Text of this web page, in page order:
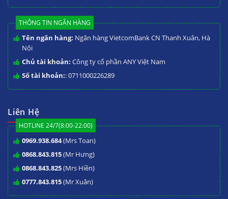
THÔNG TIN NGÂN HÀNG
Tên ngân hàng: Ngân hàng VietcomBank CN Thanh Xuân, Hà
Nội
Chủ tài khoản: Công ty cổ phần ANY Việt Nam
Số tài khoản:: 0711000226289
Liên Hệ
HOTLINE 24/7(8:00-22:00)
0969.938.684(Mrs Toan)
0868.843.815(Mr Hưng)
0868.843.825(Mrs Hiền)
0777.843.815(Mr Xuân)